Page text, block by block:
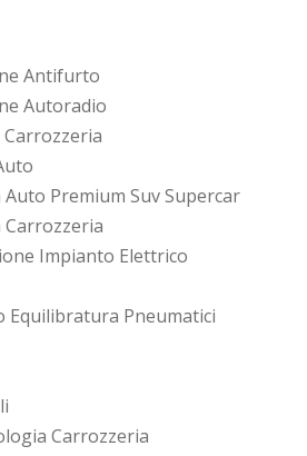
Antifurto
Autoradio
Premium Suv Supercar
Impianto Elettrico
Equilibratura Pneumatici
Carrozzeria